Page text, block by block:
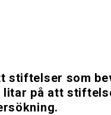
stiftelser som
på att